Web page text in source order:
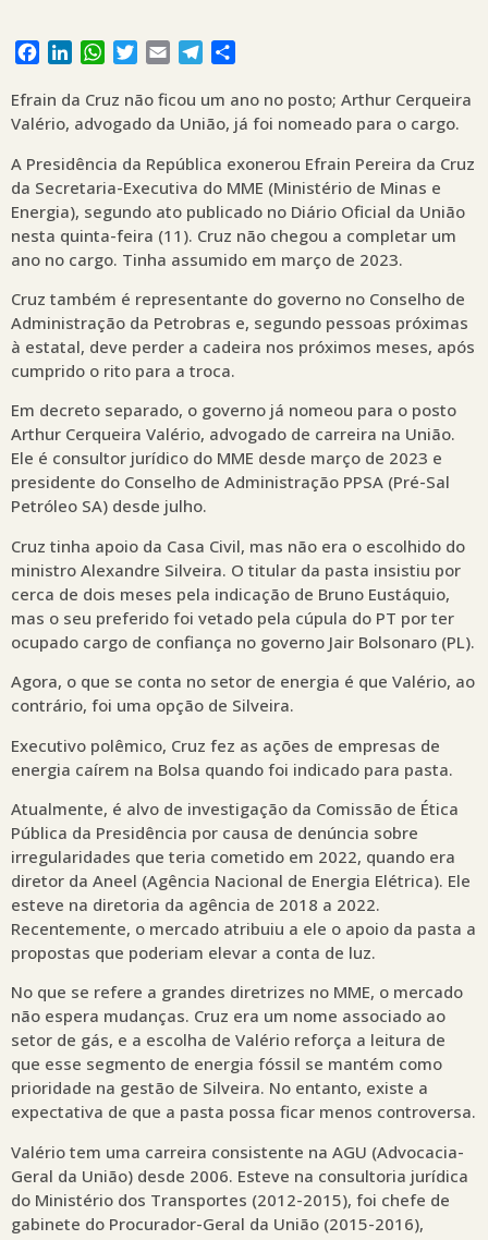
Facebook
LinkedInWhatsApp
Twitter
Email Telegram
Efrain da Cruz não ficou um ano no posto; Arthur Cerqueira
Valério, advogado da União, já foi nomeado para o cargo.
A Presidência da República exonerou Efrain Pereira da Cruz
da Secretaria-Executiva do MME (Ministério de Minas e
Energia), segundo ato publicado no Diário Oficial da União
nesta quinta-feira (11). Cruz não chegou a completar um
ano no cargo. Tinha assumido em março de 2023.
Cruz também é representante do governo no Conselho de
Administração da Petrobras e, segundo pessoas próximas
à estatal, deve perder a cadeira nos próximos meses, após
cumprido o rito para a troca.
Em decreto separado, o governo já nomeou para o posto
Arthur Cerqueira Valério, advogado de carreira na União.
Ele é consultor jurídico do MME desde março de 2023 e
presidente do Conselho de Administração PPSA (Pré-Sal
Petróleo SA) desde julho.
Cruz tinha apoio da Casa Civil, mas não era o escolhido do
ministro Alexandre Silveira. O titular da pasta insistiu por
cerca de dois meses pela indicação de Bruno Eustáquio,
mas o seu preferido foi vetado pela cúpula do PT por ter
ocupado cargo de confiança no governo Jair Bolsonaro (PL).
Agora, o que se conta no setor de energia é que Valério, ao
contrário, foi uma opção de Silveira.
Executivo polêmico, Cruz fez as ações de empresas de
energia caírem na Bolsa quando foi indicado para pasta.
Atualmente, é alvo de investigação da Comissão de Ética
Pública da Presidência por causa de denúncia sobre
irregularidades que teria cometido em 2022, quando era
diretor da Aneel (Agência Nacional de Energia Elétrica). Ele
esteve na diretoria da agência de 2018 a 2022.
Recentemente, o mercado atribuiu a ele o apoio da pasta a
propostas que poderiam elevar a conta de luz.
No que se refere a grandes diretrizes no MME, o mercado
não espera mudanças. Cruz era um nome associado ao
setor de gás, e a escolha de Valério reforça a leitura de
que esse segmento de energia fóssil se mantém como
prioridade na gestão de Silveira. No entanto, existe a
expectativa de que a pasta possa ficar menos controversa.
Valério tem uma carreira consistente na AGU (Advocacia-
Geral da União) desde 2006. Esteve na consultoria jurídica
do Ministério dos Transportes (2012-2015), foi chefe de
gabinete do Procurador-Geral da União (2015-2016),